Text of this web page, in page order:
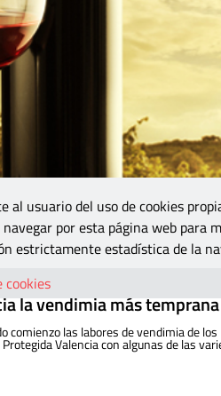
la vendimia más
comienzo las labores de vendimia de
Valencia con algunas de las
al usuario del uso de cookies
por esta página web para
estrictamente estadística de la
cookies